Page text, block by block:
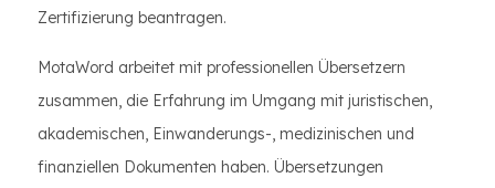
Zertifizierung beantragen.
MotaWord arbeitet mit professionellen Übersetzern
zusammen, die Erfahrung im Umgang mit juristischen,
akademischen, Einwanderungs-, medizinischen und
finanziellen Dokumenten haben. Übersetzungen